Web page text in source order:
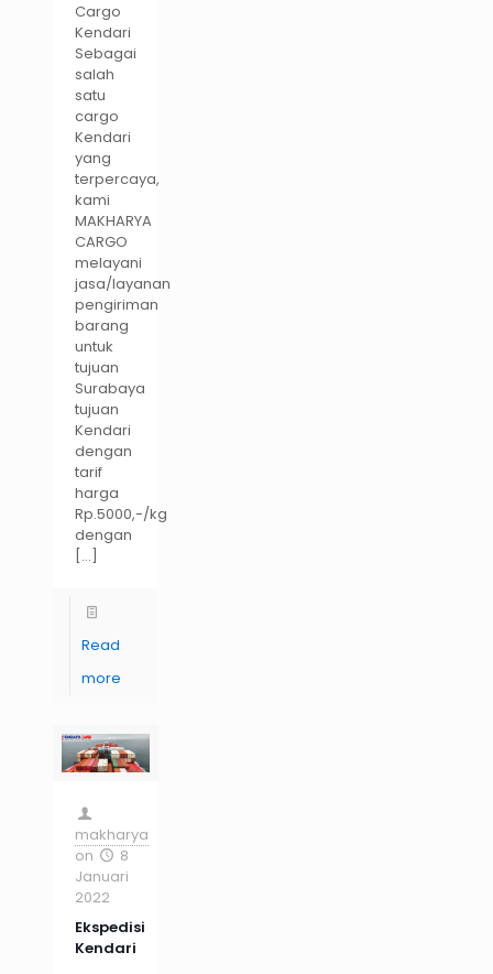
Cargo
Kendari
Sebagai
salah
satu
cargo
Kendari
yang
terpercaya,
kami
MAKHARYA
CARGO
melayani
jasa/layanan
pengiriman
barang
untuk
tujuan
Surabaya
tujuan
Kendari
dengan
tarif
harga
Rp.5000,-/kg
dengan
[…]
Read
more
makharya
on
8
Januari
2022
Ekspedisi
Kendari